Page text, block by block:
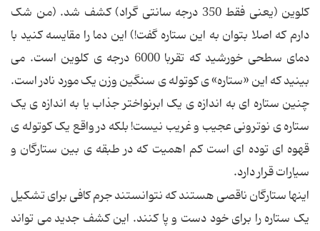
کلوین (یعنی فقط 350 درجه سانتی گراد) کشف شد. (من شک
دارم که اصلا بتوان به این ستاره گفت!) این دما را مقایسه کنید با
دمای سطحی خورشید که تقربا 6000 درجه ی کلوین است. می
بینید که این «ستاره» ی کوتوله ی سنگین وزن یک مورد نادر است.
چنین ستاره ای به اندازه ی یک ابرنواختر جذاب یا به اندازه ی یک
ستاره ی نوترونی عجیب و غریب نیست! بلکه در واقع یک کوتوله ی
قهوه ای توده ای است کم اهمیت که در طبقه ی بین ستارگان و
سیارات قرار دارد.
اینها ستارگان ناقصی هستند که نتوانستند جرم کافی برای تشکیل
یک ستاره را برای خود دست و پا کنند. این کشف جدید می تواند